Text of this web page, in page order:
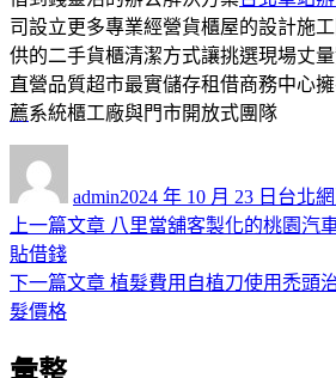
司設立更多專業經營貨櫃屋的設計施
供的二手貨櫃清潔方式讓挑選現場丈
直營品質超市最實儲存租借商務中心
薦系統櫃工廠與門市開放式團隊
admin佈
日
2024 年 10 月 23 日 類
台北
文
章
導
覽
上一篇文章 上
篇
八里當舖客製化的桃園汽
貼借錢
下一篇文章 下
植髮費用自植刀使用禿頭
髮價格
彙整